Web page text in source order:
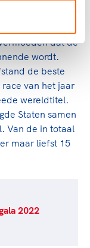
in 2021 is een
dat de
wordt.
de beste
van het jaar
wereldtitel.
Staten samen
Van de in totaal
maar liefst 15
2022